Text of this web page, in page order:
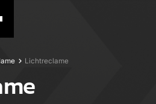
Lichtreclame